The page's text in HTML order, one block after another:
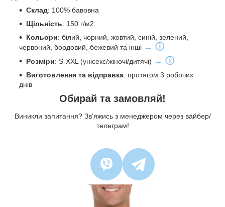
Склад: 100% бавовна
Щільність: 150 г/м2
Кольори: білий, чорний, жовтий, синій, зелений,
червоний, бордовий, бежевий та інші → ⓘ
Розміри: S-XXL (унісекс/жіночі/дитячі) → ⓘ
Виготовлення та відправка: протягом 3 робочих
днів
Обирай та замовляй!
Виникли запитання? Зв'яжись з менеджером через вайбер/
телеграм!